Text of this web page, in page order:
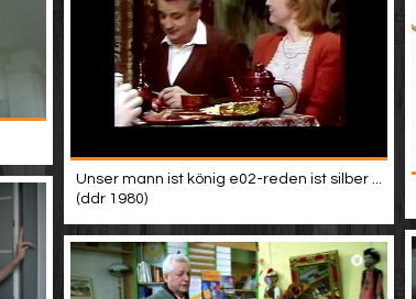
Unser mann ist könig e02-reden ist silber ...
(ddr 1980)